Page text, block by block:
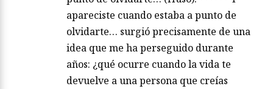
apareciste cuando estaba a punto de
olvidarte… surgió precisamente de una
idea que me ha perseguido durante
años: ¿qué ocurre cuando la vida te
devuelve a una persona que creías